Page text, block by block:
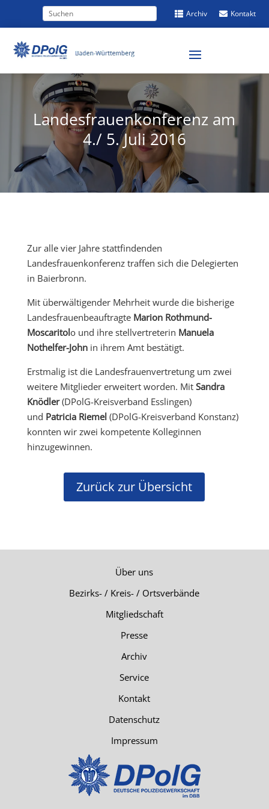
 Kontakt
 Archiv
Landesfrauenkonferenz am
4./ 5. Juli 2016
Zur alle vier Jahre stattfindenden
Landesfrauenkonferenz traffen sich die Delegierten
in Baierbronn.
Mit überwältigender Mehrheit wurde die bisherige
Landesfrauenbeauftragte Marion Rothmund-
Moscaritolo und ihre stellvertreterin Manuela
Nothelfer-Johnin ihrem Amt bestätigt.
Erstmalig ist die Landesfrauenvertretung um zwei
weitere Mitglieder erweitert worden. Mit Sandra
Knödler(DPolG-Kreisverband Esslingen)
und Patricia Riemel (DPolG-Kreisverband Konstanz)
konnten wir zwei kompetente Kolleginnen
hinzugewinnen.
Zurück zur Übersicht
Über uns
Bezirks- / Kreis- / Ortsverbände
Mitgliedschaft
Presse
Archiv
Service
Kontakt
Datenschutz
Impressum